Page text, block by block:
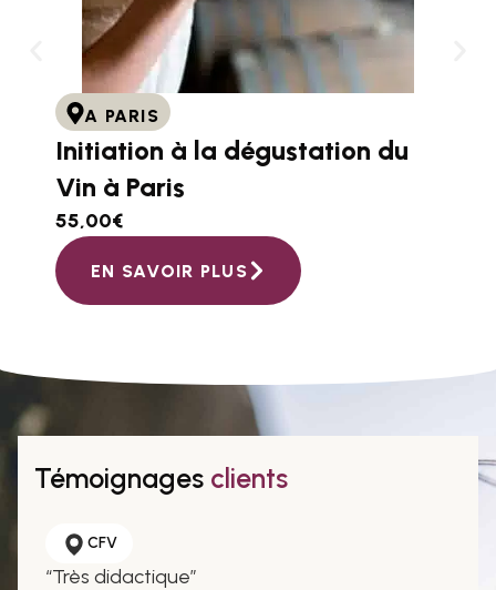
A PARIS
Initiation à la dégustation du
Vin à Paris
55,00€
EN SAVOIR PLUS
Témoignages clients
CFV
“Très didactique”